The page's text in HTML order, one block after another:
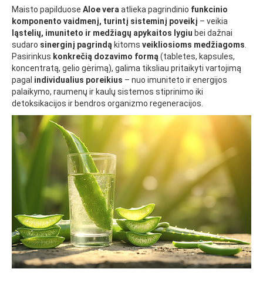
Maisto papilduose Aloe vera atlieka pagrindinio funkcinio
komponento vaidmenį, turintį sisteminį poveikį – veikia
ląstelių, imuniteto ir medžiagų apykaitos lygiu bei dažnai
sudaro sinerginį pagrindą kitoms veikliosioms medžiagoms
Pasirinkus konkrečią dozavimo formą (tabletes, kapsules,
koncentratą, gelio gėrimą), galima tiksliau pritaikyti vartojimą
pagal individualius poreikius – nuo imuniteto ir energijos
palaikymo, raumenų ir kaulų sistemos stiprinimo iki
detoksikacijos ir bendros organizmo regeneracijos.